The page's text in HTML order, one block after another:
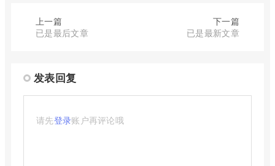
上一篇
已是最后文章
下一篇
已是最新文章
发表回复
请先登录账户再评论哦